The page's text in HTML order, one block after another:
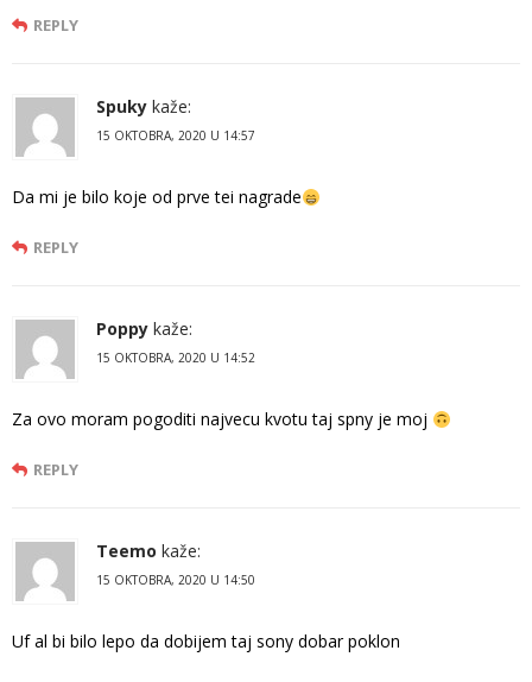
REPLY
Spuky kaže:
15 OKTOBRA, 2020 U 14:57
Da mi je bilo koje od prve tei nagrade
REPLY
Poppy kaže:
15 OKTOBRA, 2020 U 14:52
Za ovo moram pogoditi najvecu kvotu taj spny je moj
REPLY
Teemo kaže:
15 OKTOBRA, 2020 U 14:50
Uf al bi bilo lepo da dobijem taj sony dobar poklon